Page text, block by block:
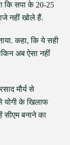
कि सपा के 20-25
नहीं खोले हैं.
कहा, कि ये सही
अब ऐसा नहीं
मौर्य से
योगी के खिलाफ
बनाने का